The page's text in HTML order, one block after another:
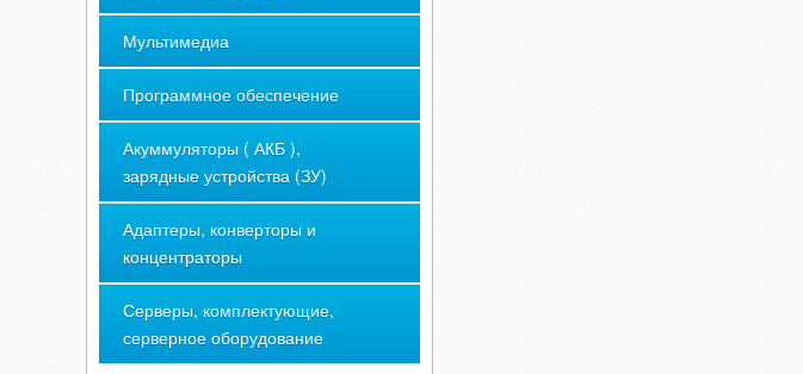
Мультимедиа
Программное обеспечение
Акуммуляторы ( АКБ ),
зарядные устройства (ЗУ)
Адаптеры, конверторы и
концентраторы
Серверы, комплектующие,
серверное оборудование